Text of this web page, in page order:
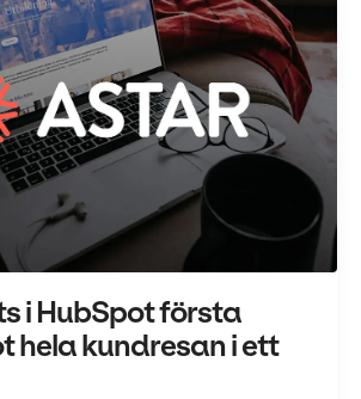
i HubSpot första
hela kundresan i ett